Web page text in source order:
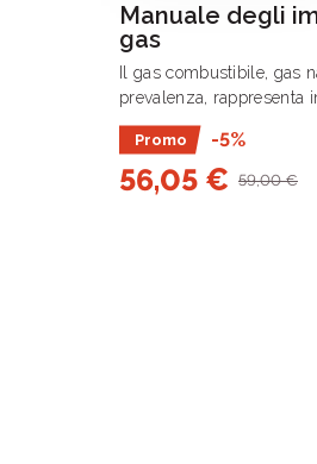
Manuale degli
gas
Il gas combustibile, gas
prevalenza, rappresenta
principale fonte di energia
impieghi termici civili,
degli alloggi e altri usi
essendo .
Promo -5%
56,05 € 59,00 €